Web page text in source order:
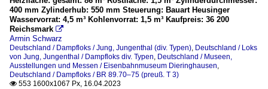
400 mm Zylinderhub: 550 mm Steuerung: Bauart Heusinger
Wasservorrat: 4,5 m³ Kohlenvorrat: 1,5 m³ Kaufpreis: 36 200
Reichsmark 
Armin Schwarz
Deutschland / Dampfloks / Jung, Jungenthal (div. Typen), Deutschland / Loks
von Jung, Jungenthal / Dampfloks div. Typen, Deutschland / Museen,
Ausstellungen und Messen / Eisenbahnmuseum Dieringhausen,
Deutschland / Dampfloks / BR 89.70–75 (preuß. T 3)
 553 1600x1067 Px, 16.04.2023